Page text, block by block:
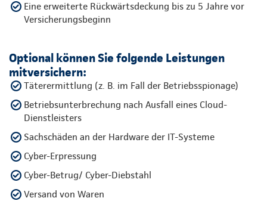
Eine erweiterte Rückwärtsdeckung bis zu 5 Jahre vor
Versicherungsbeginn
Optional können Sie folgende Leistungen
mitversichern:
Täterermittlung (z. B. im Fall der Betriebsspionage)
Betriebsunterbrechung nach Ausfall eines Cloud-
Dienstleisters
Sachschäden an der Hardware der IT-Systeme
Cyber-Erpressung
Cyber-Betrug/ Cyber-Diebstahl
Versand von Waren